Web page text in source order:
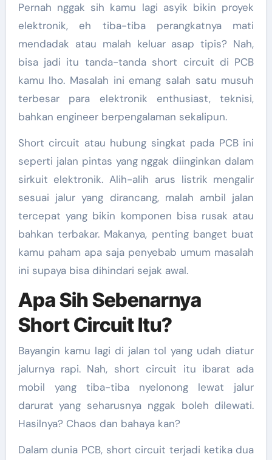
Pernah nggak sih kamu lagi asyik bikin proyek
elektronik, eh tiba-tiba perangkatnya mati
mendadak atau malah keluar asap tipis? Nah,
bisa jadi itu tanda-tanda short circuit di PCB
kamu lho. Masalah ini emang salah satu musuh
terbesar para elektronik enthusiast, teknisi,
bahkan engineer berpengalaman sekalipun.
Short circuit atau hubung singkat pada PCB ini
seperti jalan pintas yang nggak diinginkan dalam
sirkuit elektronik. Alih-alih arus listrik mengalir
sesuai jalur yang dirancang, malah ambil jalan
tercepat yang bikin komponen bisa rusak atau
bahkan terbakar. Makanya, penting banget buat
kamu paham apa saja penyebab umum masalah
ini supaya bisa dihindari sejak awal.
Apa Sih Sebenarnya
Short Circuit Itu?
Bayangin kamu lagi di jalan tol yang udah diatur
jalurnya rapi. Nah, short circuit itu ibarat ada
mobil yang tiba-tiba nyelonong lewat jalur
darurat yang seharusnya nggak boleh dilewati.
Hasilnya? Chaos dan bahaya kan?
Dalam dunia PCB, short circuit terjadi ketika dua